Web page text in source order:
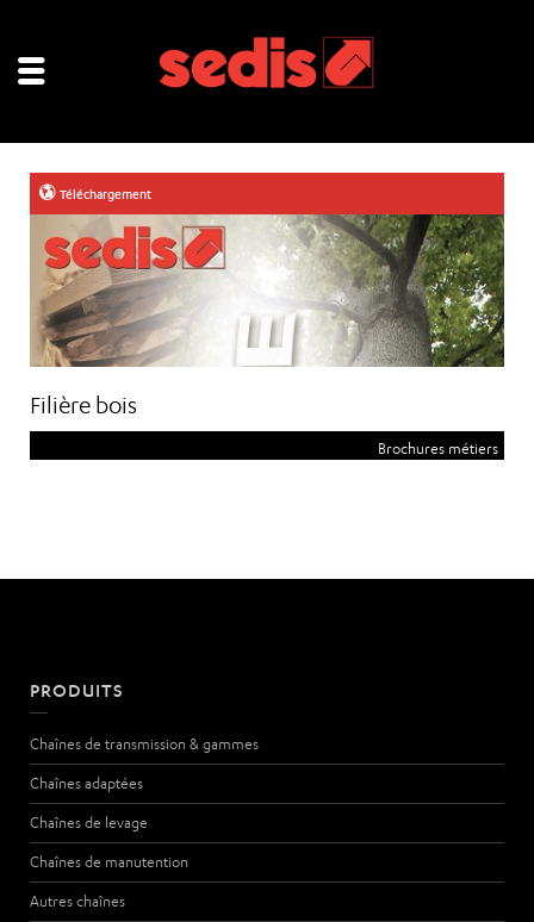
Téléchargement
Filière bois
Brochures métiers
PRODUITS
Chaînes de transmission & gammes
Chaînes adaptées
Chaînes de levage
Chaînes de manutention
Autres chaînes